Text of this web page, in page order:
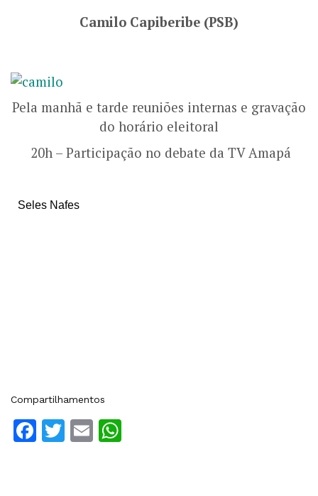
Camilo Capiberibe (PSB)
Pela manhã e tarde reuniões internas e gravação
do horário eleitoral
20h – Participação no debate da TV Amapá
Seles Nafes
Compartilhamentos
Facebook
Twitter
Email